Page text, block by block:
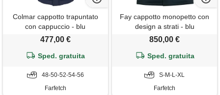
Colmar cappotto trapuntato
con cappuccio - blu
477,00 €
Sped. gratuita
48-50-52-54-56
Farfetch
Fay cappotto monopetto con
design a strati - blu
850,00 €
Sped. gratuita
S-M-L-XL
Farfetch